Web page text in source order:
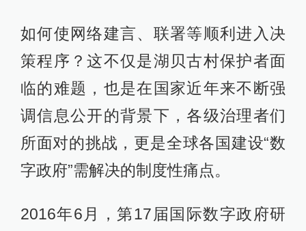
如何使网络建言、联署等顺利进入决
策程序？这不仅是湖贝古村保护者面
临的难题，也是在国家近年来不断强
调信息公开的背景下，各级治理者们
所面对的挑战，更是全球各国建设“数
字政府”需解决的制度性痛点。
2016年6月，第17届国际数字政府研